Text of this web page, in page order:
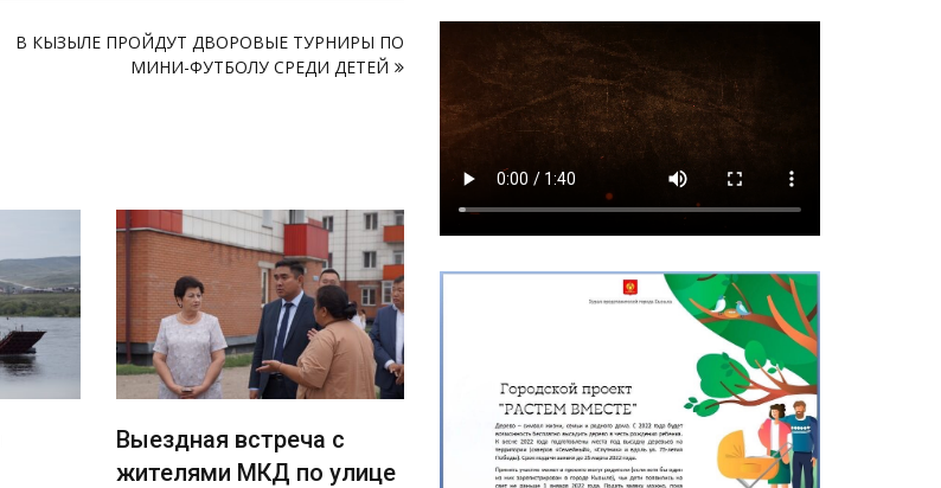
В КЫЗЫЛЕ ПРОЙДУТ ДВОРОВЫЕ ТУРНИРЫ ПО
МИНИ-ФУТБОЛУ СРЕДИ ДЕТЕЙ
Выездная встреча с
жителями МКД по улице
Глава города Кызыла
Ирина Казанцева